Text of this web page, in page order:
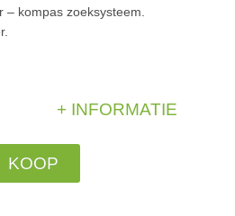
– kompas zoeksysteem.
+ INFORMATIE
KOOP